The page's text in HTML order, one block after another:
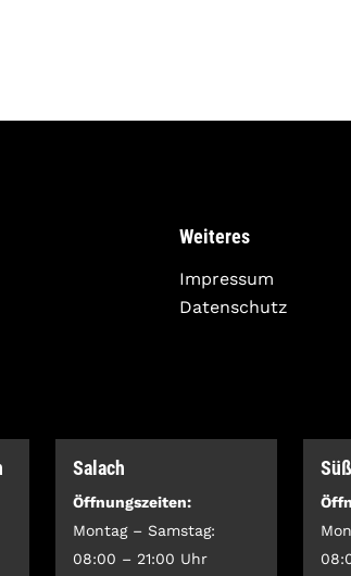
Weiteres
Impressum
Datenschutz
Salach
Öffnungszeiten:
Montag – Samstag:
08:00 – 21:00 Uhr